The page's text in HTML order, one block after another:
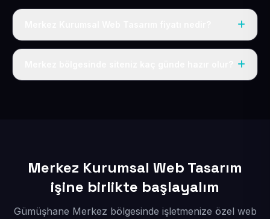
Tek fiyat uygulanır: yıllık 50 USD + KDV. Bu bedele alan
Merkez Kurumsal Web Tasarım
işine birlikte başlayalım
Gümüşhane Merkez bölgesinde işletmenize özel web